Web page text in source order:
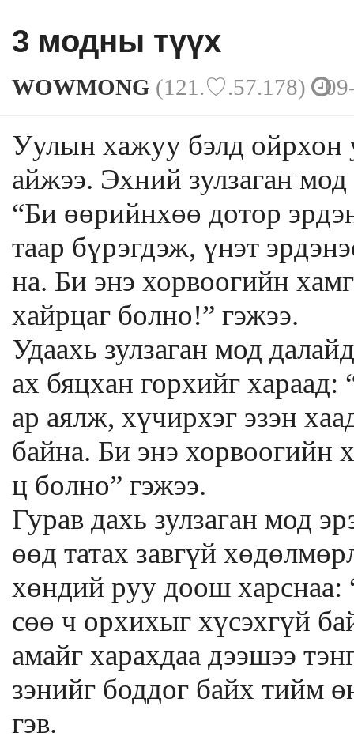
3 модны түүх
WOWMONG (121.♡.57.178)
본문
Уулын хажуу бэлд ойрхон
айжээ. Эхний зулзаган
“Би өөрийнхөө дотор
таар бүрэгдэж, үнэт
на. Би энэ хорвоогийн
хайрцаг болно!” гэжээ.
Удаахь зулзаган мод
ах бяцхан горхийг хараад:
ар аялж, хүчирхэг эзэн
байна. Би энэ хорвоогийн
ц болно” гэжээ.
Гурав дахь зулзаган мод
өөд татах завгүй
хөндий руу доош харснаа:
сөө ч орхихыг хүсэхгүй
амайг харахдаа дээшээ
зэнийг боддог байх тийм
гэв.